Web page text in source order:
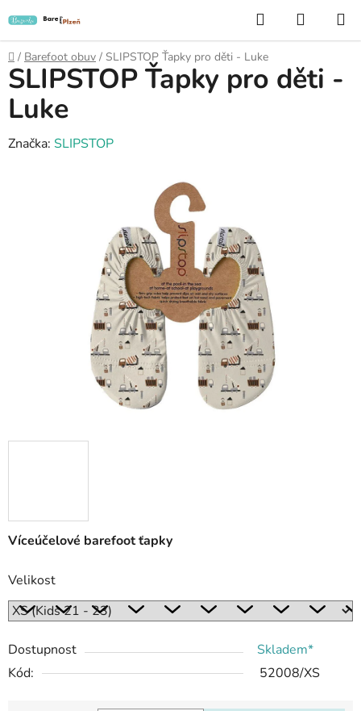
na
obsah
Hledat
KOŠÍK
Domů
/ Barefoot obuv / SLIPSTOP Ťapky pro děti - Luke
Víceúčelové barefoot ťapky
Velikost
Dostupnost
Skladem*
Kód:
52008/XS
SLIPSTOP Ťapky pro děti -
Luke
Značka: SLIPSTOP